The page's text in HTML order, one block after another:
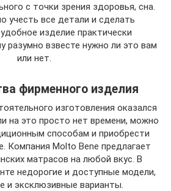
с точки зрения здоровья, сна.
учесть все детали и сделать
изделие практически
разумно взвесте нужно ли это вам
или нет.
фирменного изделия
изготовления оказался
на это просто нет времени, можно
способам и приобрести
Компания Molto Bene предлагает
матрасов на любой вкус. В
недорогие и доступные модели,
и эксклюзивные варианты.